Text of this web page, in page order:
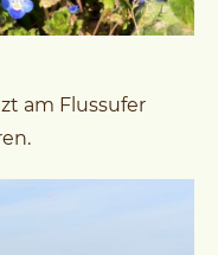
am Flussufer